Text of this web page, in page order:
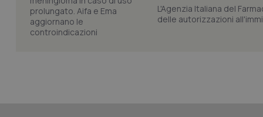
L'Agenzia Italiana del
delle autorizzazioni